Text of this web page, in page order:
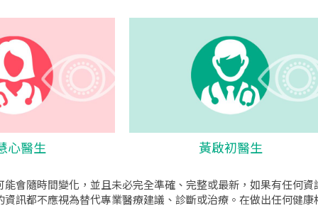
心醫生 黃啟初醫生
會隨時間變化，並且未必完全準確、完整或最新，如果有任何
訊都不應視為替代專業醫療建議、診斷或治療。在做出任何健